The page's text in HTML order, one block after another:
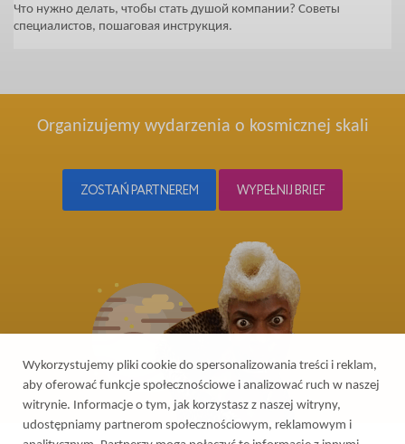
Что нужно делать, чтобы стать душой компании? Советы
специалистов, пошаговая инструкция.
Organizujemy wydarzenia o kosmicznej skali
ZOSTAŃ PARTNEREM WYPEŁNIJ BRIEF
Wykorzystujemy pliki cookie do spersonalizowania treści i reklam,
aby oferować funkcje społecznościowe i analizować ruch w naszej
witrynie. Informacje o tym, jak korzystasz z naszej witryny,
udostępniamy partnerom społecznościowym, reklamowym i